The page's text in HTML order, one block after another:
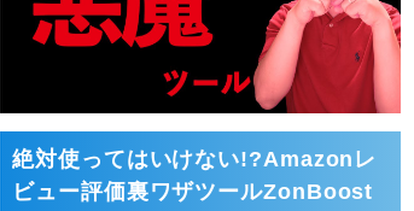
絶対使ってはいけない!?Amazonレ
ビュー評価裏ワザツールZonBoost